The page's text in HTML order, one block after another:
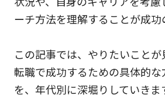
ーチ方法を理解することが成功
この記事では、やりたいこと
転職で成功するための具体的な
を、年代別に深堀りしていきま